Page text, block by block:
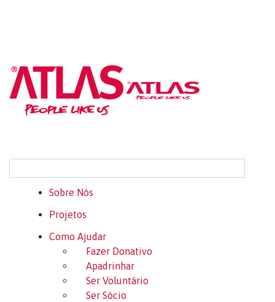
Sobre Nós
Projetos
Como Ajudar
Fazer Donativo
Apadrinhar
Ser Voluntário
Ser Sócio